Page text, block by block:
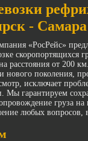
- Самара
«РосРейс»
скоропортящихся
расстояния от 200
нового поколения,
исключает
Мы гарантируем
груза на
любых вопросов,